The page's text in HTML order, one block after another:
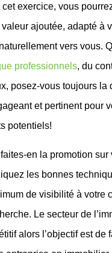
exercice, vous
ajoutée, adapté à
vers vous.
professionnels, du
posez-vous toujours la
et pertinent pour
potentiels!
en la promotion sur
les bonnes
de visibilité à votre
Le secteur de
alors l’objectif est de